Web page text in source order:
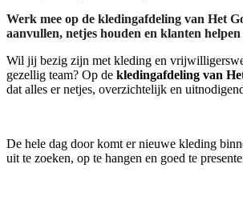
Werk mee op de kledingafdeling van Het
aanvullen, netjes houden en klanten helpen
Wil jij bezig zijn met kleding en
gezellig team? Op de kledingafdeling van
dat alles er netjes, overzichtelijk en
De hele dag door komt er nieuwe kleding
uit te zoeken, op te hangen en goed te